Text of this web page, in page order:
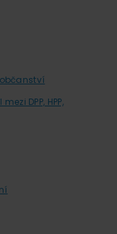
DPP, HPP,